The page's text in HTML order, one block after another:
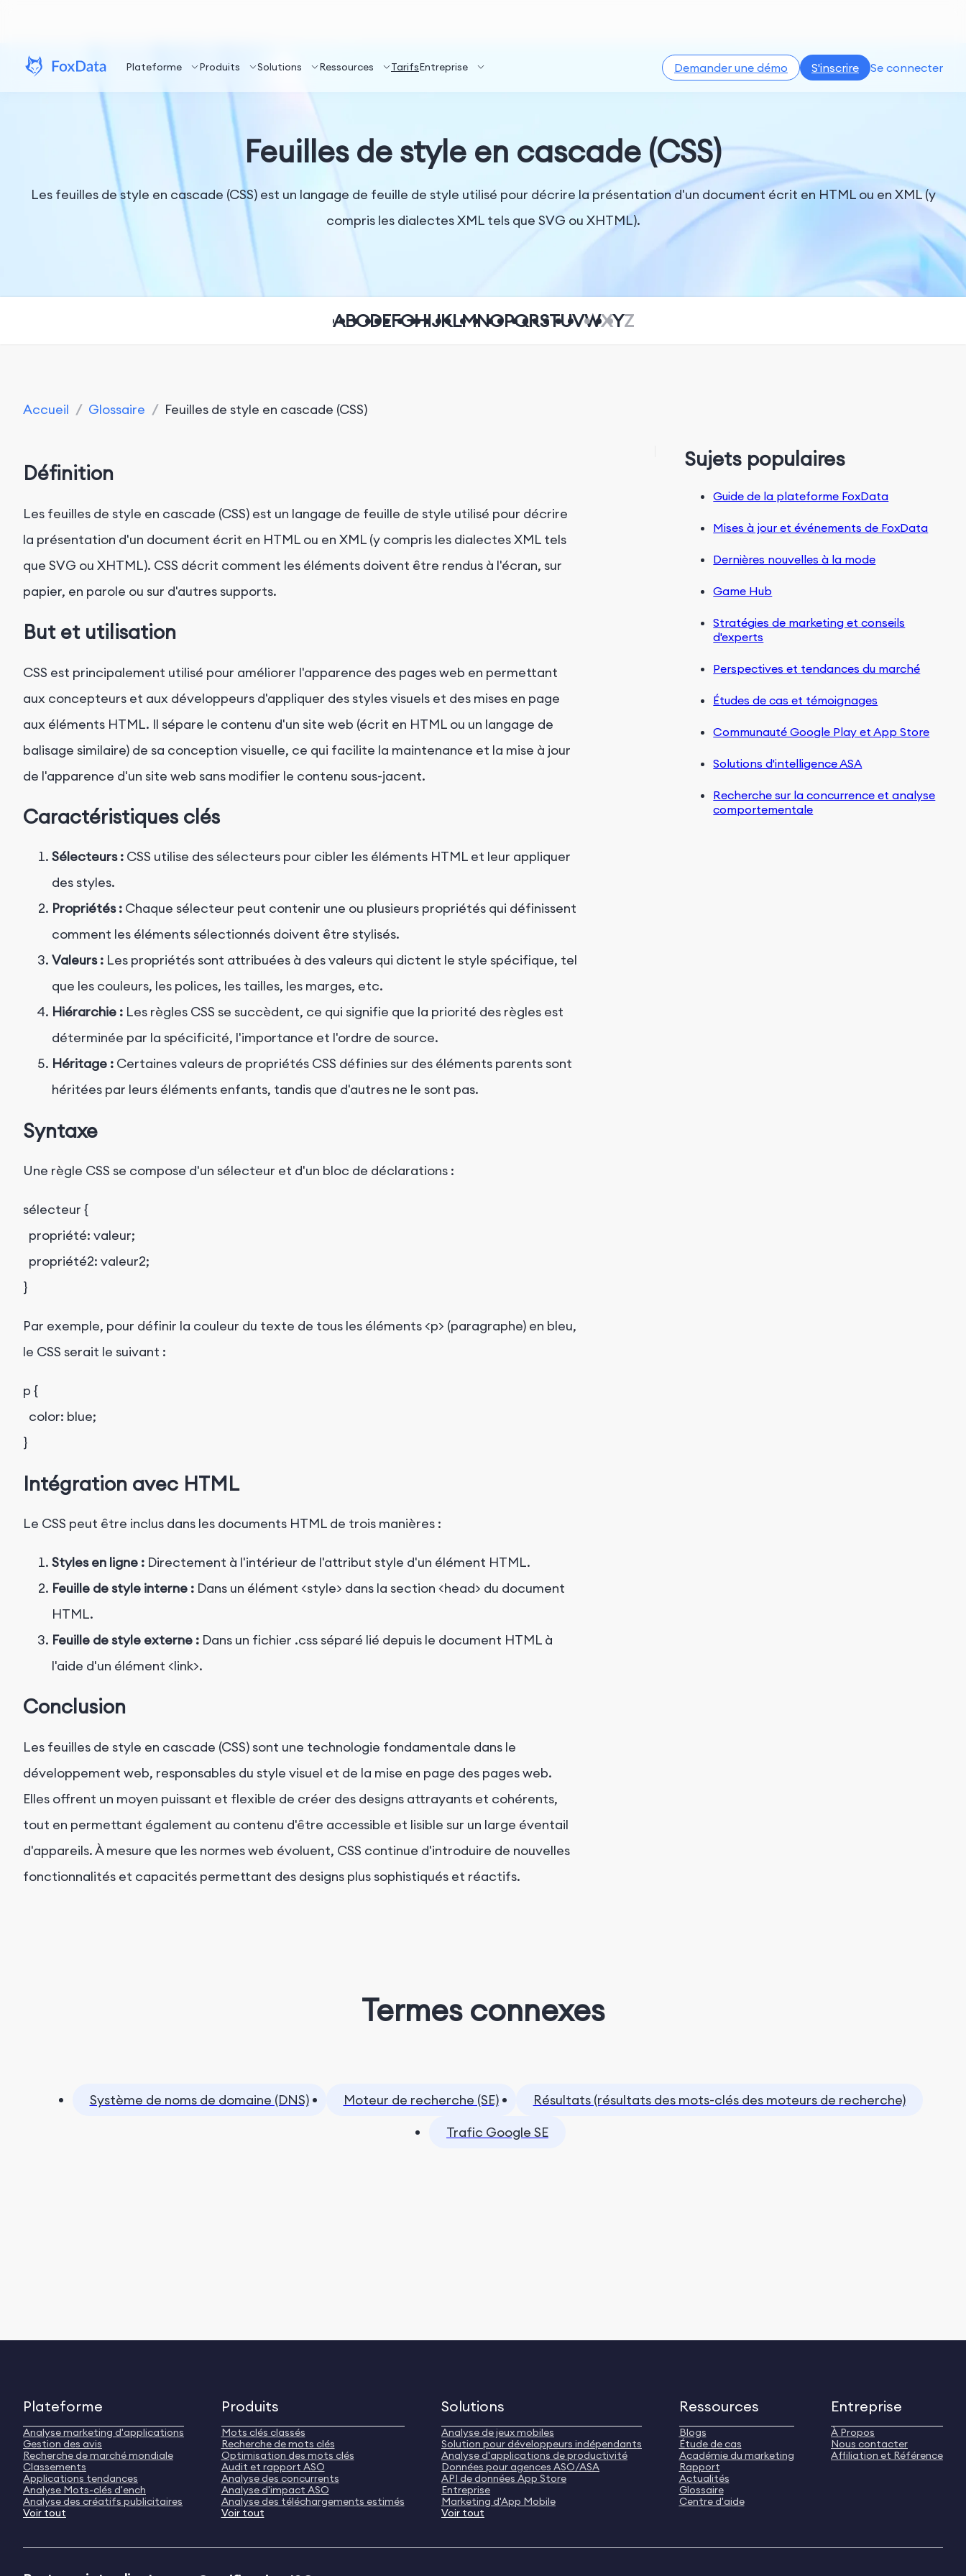
Plateforme Produits Solutions Ressources TarifsEntreprise Demander une démo S'inscrire Se connecter
Feuilles de style en cascade (CSS)
Les feuilles de style en cascade (CSS) est un langage de feuille de style utilisé pour décrire la présentation d'un document écrit en HTML ou en XML (y
compris les dialectes XML tels que SVG ou XHTML).
ABCDEFGHIJKLMNOPQRSTUVWXYZ
Accueil / Glossaire / Feuilles de style en cascade (CSS)
Définition
Les feuilles de style en cascade (CSS) est un langage de feuille de style utilisé pour décrire
la présentation d'un document écrit en HTML ou en XML (y compris les dialectes XML tels
que SVG ou XHTML). CSS décrit comment les éléments doivent être rendus à l'écran, sur
papier, en parole ou sur d'autres supports.
But et utilisation
CSS est principalement utilisé pour améliorer l'apparence des pages web en permettant
aux concepteurs et aux développeurs d'appliquer des styles visuels et des mises en page
aux éléments HTML. Il sépare le contenu d'un site web (écrit en HTML ou un langage de
balisage similaire) de sa conception visuelle, ce qui facilite la maintenance et la mise à jour
de l'apparence d'un site web sans modifier le contenu sous-jacent.
Caractéristiques clés
Sélecteurs : CSS utilise des sélecteurs pour cibler les éléments HTML et leur appliquer
des styles.
Propriétés : Chaque sélecteur peut contenir une ou plusieurs propriétés qui définissent
comment les éléments sélectionnés doivent être stylisés.
Valeurs : Les propriétés sont attribuées à des valeurs qui dictent le style spécifique, tel
que les couleurs, les polices, les tailles, les marges, etc.
Hiérarchie : Les règles CSS se succèdent, ce qui signifie que la priorité des règles est
déterminée par la spécificité, l'importance et l'ordre de source.
Héritage : Certaines valeurs de propriétés CSS définies sur des éléments parents sont
héritées par leurs éléments enfants, tandis que d'autres ne le sont pas.
Syntaxe
Une règle CSS se compose d'un sélecteur et d'un bloc de déclarations :
sélecteur {
  propriété: valeur;
  propriété2: valeur2;
Par exemple, pour définir la couleur du texte de tous les éléments<p> (paragraphe) en bleu,
le CSS serait le suivant :
p {
color: blue;
Intégration avec HTML
Le CSS peut être inclus dans les documents HTML de trois manières :
Styles en ligne : Directement à l'intérieur de l'attribut style d'un élément HTML.
Feuille de style interne : Dans un élément <style> dans la section <head> du document
HTML.
Feuille de style externe : Dans un fichier .cssséparé lié depuis le document HTML à
l'aide d'un élément <link>.
Conclusion
Les feuilles de style en cascade (CSS) sont une technologie fondamentale dans le
développement web, responsables du style visuel et de la mise en page des pages web.
Elles offrent un moyen puissant et flexible de créer des designs attrayants et cohérents,
tout en permettant également au contenu d'être accessible et lisible sur un large éventail
d'appareils. À mesure que les normes web évoluent, CSS continue d'introduire de nouvelles
fonctionnalités et capacités permettant des designs plus sophistiqués et réactifs.
Sujets populaires
Guide de la plateforme FoxData
Mises à jour et événements de FoxData
Dernières nouvelles à la mode
Game Hub
Stratégies de marketing et conseils
d'experts
Perspectives et tendances du marché
Études de cas et témoignages
Communauté Google Play et App Store
Solutions d'intelligence ASA
Recherche sur la concurrence et analyse
comportementale
Termes connexes
Système de noms de domaine (DNS) Moteur de recherche (SE)
Résultats (résultats des mots-clés des moteurs de recherche)
Trafic Google SE
Plateforme
Analyse marketing d'applications
Gestion des avis
Recherche de marché mondiale
Classements
Applications tendances
Analyse Mots-clés d'ench
Analyse des créatifs publicitaires
Voir tout
Produits
Mots clés classés
Recherche de mots clés
Optimisation des mots clés
Audit et rapport ASO
Analyse des concurrents
Analyse d'impact ASO
Analyse des téléchargements estimés
Voir tout
Solutions
Analyse de jeux mobiles
Solution pour développeurs indépendants
Analyse d'applications de productivité
Données pour agences ASO/ASA
API de données App Store
Entreprise
Marketing d'App Mobile
Voir tout
Ressources
Blogs
Étude de cas
Académie du marketing
Rapport
Actualités
Glossaire
Centre d'aide
Entreprise
À Propos
Nous contacter
Affiliation et Référence